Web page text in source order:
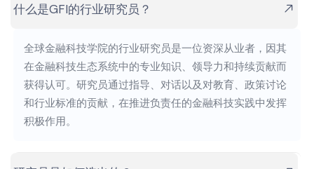
什么是GFI的行业研究员？
全球金融科技学院的行业研究员是一位资深从业者，因其
在金融科技生态系统中的专业知识、领导力和持续贡献而
获得认可。研究员通过指导、对话以及对教育、政策讨论
和行业标准的贡献，在推进负责任的金融科技实践中发挥
积极作用。